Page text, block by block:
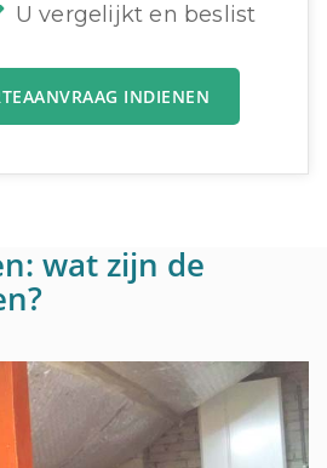
U vergelijkt en beslist
INDIENEN
wat zijn de